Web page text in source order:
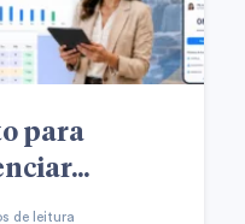
para
de leitura